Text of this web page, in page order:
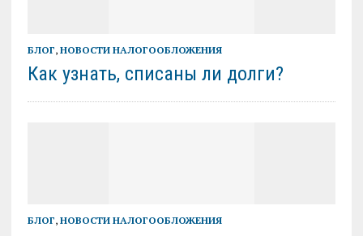
БЛОГ, НОВОСТИ НАЛОГООБЛОЖЕНИЯ
Как узнать, списаны ли долги?
БЛОГ, НОВОСТИ НАЛОГООБЛОЖЕНИЯ